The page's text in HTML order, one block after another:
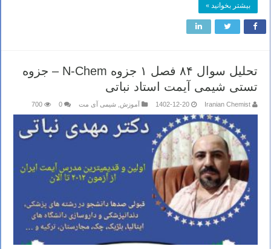
بیشتر بخوانید »
تحلیل سوال ۸۴ فصل ۱ جزوه N-Chem – جزوه
تستی شیمی آیمت استاد نباتی
Iranian Chemist
1402-12-20 آموزش شیمی آی مت 0
700